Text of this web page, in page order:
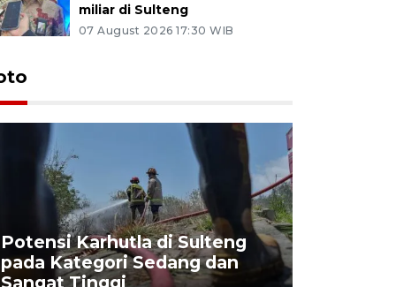
miliar di Sulteng
07 August 2026 17:30 WIB
Potensi Karhutla di Sulteng
pada Kategori Sedang dan